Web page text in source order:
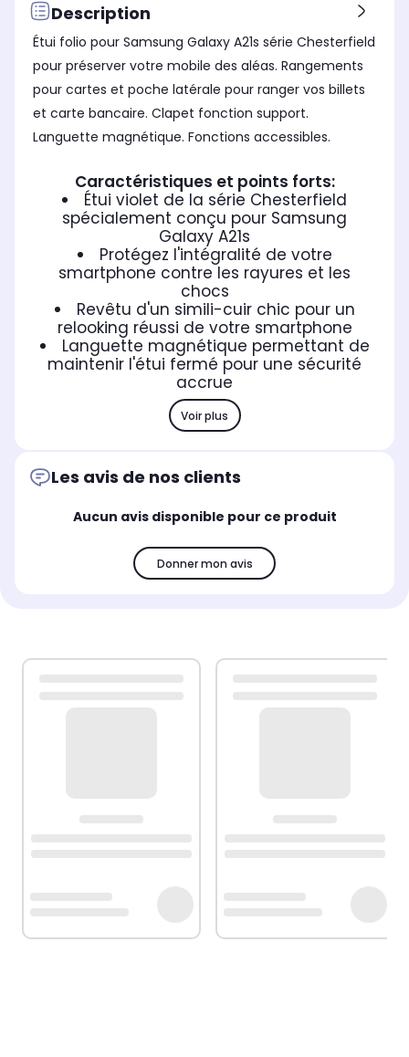
Description
Étui folio pour Samsung Galaxy A21s série Chesterfield
pour préserver votre mobile des aléas. Rangements
pour cartes et poche latérale pour ranger vos billets
et carte bancaire. Clapet fonction support.
Languette magnétique. Fonctions accessibles.
Caractéristiques et points forts:
Étui violet de la série Chesterfield
spécialement conçu pour Samsung
Galaxy A21s
Protégez l'intégralité de votre
smartphone contre les rayures et les
chocs
Revêtu d'un simili-cuir chic pour un
relooking réussi de votre smartphone
Languette magnétique permettant de
maintenir l'étui fermé pour une sécurité
accrue
Voir plus
Les avis de nos clients
Aucun avis disponible pour ce produit
Donner mon avis